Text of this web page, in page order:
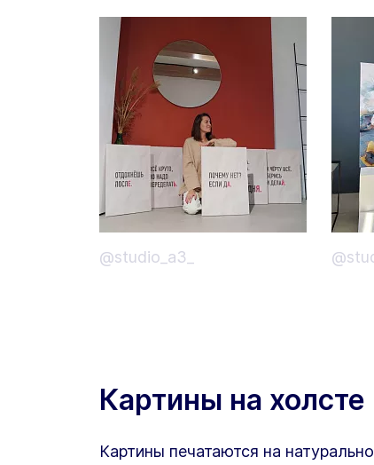
@studio_a3_
Картины на холсте
Картины печатаются на